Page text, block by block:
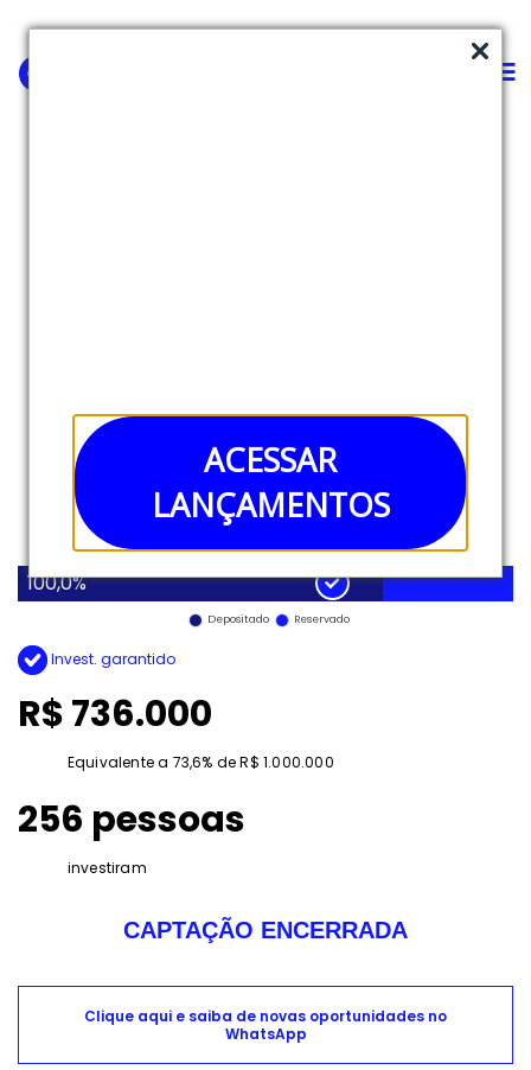
ACESSAR
LANÇAMENTOS
100,0%
Depositado Reservado
Invest. garantido
R$ 736.000
Equivalente a 73,6% de R$ 1.000.000
256 pessoas
investiram
CAPTAÇÃO ENCERRADA
Clique aqui e saiba de novas oportunidades no
WhatsApp